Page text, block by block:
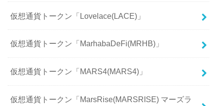
仮想通貨トークン「Lovelace(LACE)」
仮想通貨トークン「MarhabaDeFi(MRHB)」
仮想通貨トークン「MARS4(MARS4)」
仮想通貨トークン「MarsRise(MARSRISE) マーズラ